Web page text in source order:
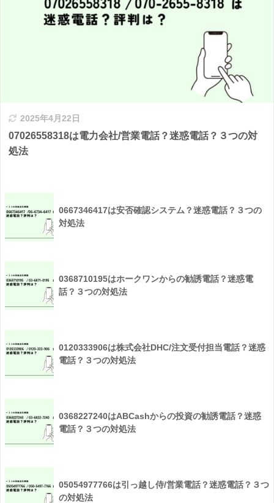
2025年4月22日
07026558318は電力会社/営業電話？迷惑電話？３つの対
処法
0667346417は安否確認システム？迷惑電話？３つの
対処法
0368710195はホークワンからの勧誘電話？迷惑電
話？３つの対処法
0120333906は株式会社DHC/注文受付担当電話？迷惑
電話？３つの対処法
0368227240はABCashからの投資の勧誘電話？迷惑
電話？３つの対処法
05054977766は引っ越し侍/営業電話？迷惑電話？３つ
の対処法